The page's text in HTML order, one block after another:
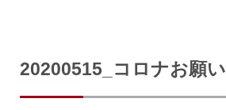
20200515_コロナお願い